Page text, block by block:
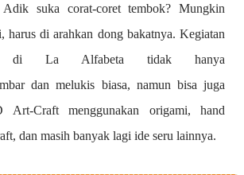
Adik suka corat-coret tembok? Mungkin
harus di arahkan dong bakatnya. Kegiatan
di La Alfabeta tidak hanya
dan melukis biasa, namun bisa juga
Art-Craft menggunakan origami, hand
dan masih banyak lagi ide seru lainnya.